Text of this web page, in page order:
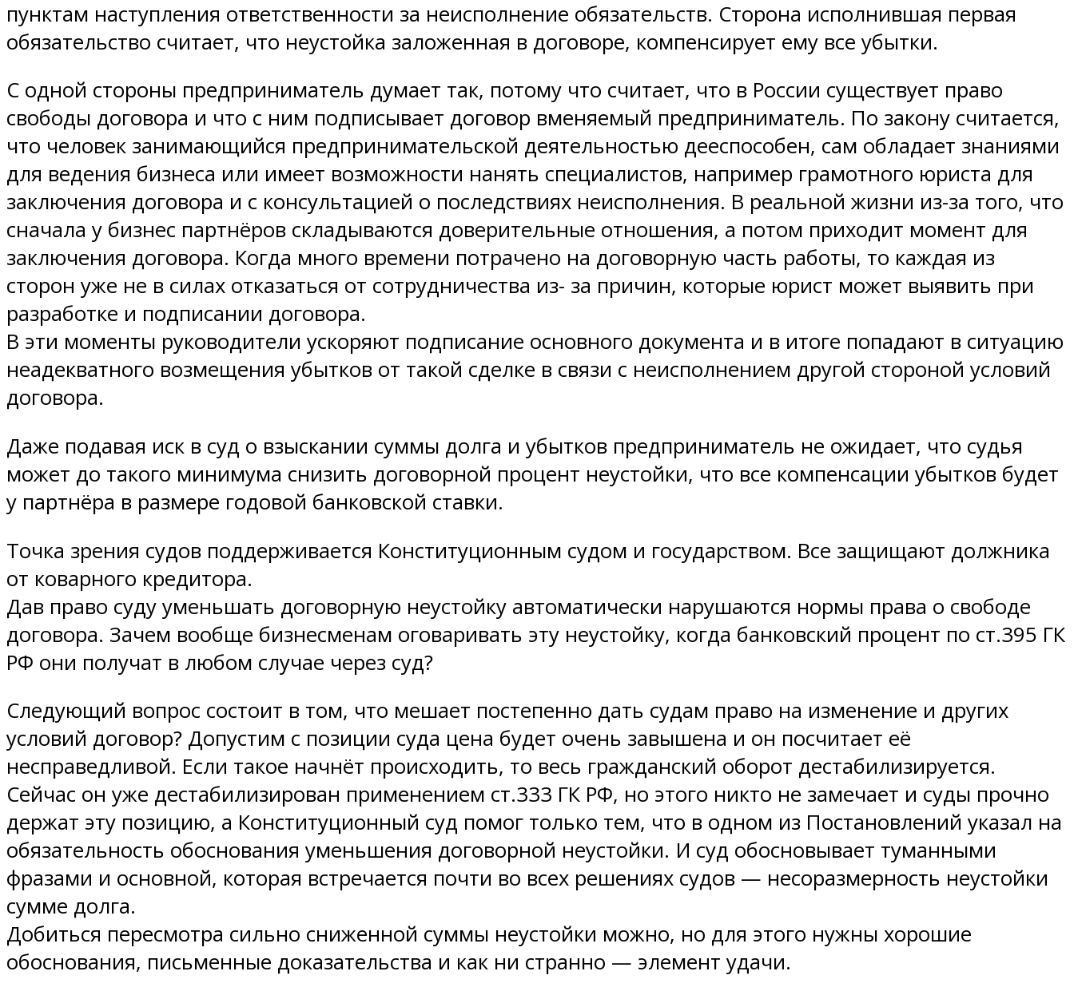
пунктам наступления ответственности за неисполнение обязательств. Сторона исполнившая первая
обязательство считает, что неустойка заложенная в договоре, компенсирует ему все убытки.
С одной стороны предприниматель думает так, потому что считает, что в России существует право
свободы договора и что с ним подписывает договор вменяемый предприниматель. По закону считается,
что человек занимающийся предпринимательской деятельностью дееспособен, сам обладает знаниями
для ведения бизнеса или имеет возможности нанять специалистов, например грамотного юриста для
заключения договора и с консультацией о последствиях неисполнения. В реальной жизни из-за того, что
сначала у бизнес партнёров складываются доверительные отношения, а потом приходит момент для
заключения договора. Когда много времени потрачено на договорную часть работы, то каждая из
сторон уже не в силах отказаться от сотрудничества из- за причин, которые юрист может выявить при
разработке и подписании договора.
В эти моменты руководители ускоряют подписание основного документа и в итоге попадают в ситуацию
неадекватного возмещения убытков от такой сделке в связи с неисполнением другой стороной условий
договора.
Даже подавая иск в суд о взыскании суммы долга и убытков предприниматель не ожидает, что судья
может до такого минимума снизить договорной процент неустойки, что все компенсации убытков будет
у партнёра в размере годовой банковской ставки.
Точка зрения судов поддерживается Конституционным судом и государством. Все защищают должника
от коварного кредитора.
Дав право суду уменьшать договорную неустойку автоматически нарушаются нормы права о свободе
договора. Зачем вообще бизнесменам оговаривать эту неустойку, когда банковский процент по ст.395 ГК
РФ они получат в любом случае через суд?
Следующий вопрос состоит в том, что мешает постепенно дать судам право на изменение и других
условий договор? Допустим с позиции суда цена будет очень завышена и он посчитает её
несправедливой. Если такое начнёт происходить, то весь гражданский оборот дестабилизируется.
Сейчас он уже дестабилизирован применением ст.333 ГК РФ, но этого никто не замечает и суды прочно
держат эту позицию, а Конституционный суд помог только тем, что в одном из Постановлений указал на
обязательность обоснования уменьшения договорной неустойки. И суд обосновывает туманными
фразами и основной, которая встречается почти во всех решениях судов — несоразмерность неустойки
сумме долга.
Добиться пересмотра сильно сниженной суммы неустойки можно, но для этого нужны хорошие
обоснования, письменные доказательства и как ни странно — элемент удачи.